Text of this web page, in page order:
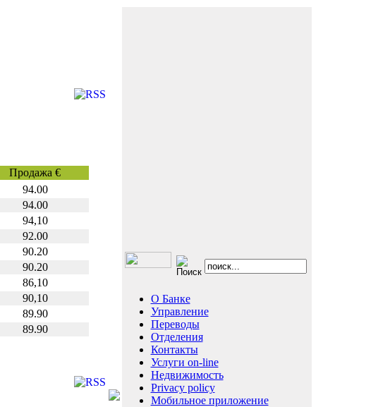
О Банке
Управление
Переводы
Отделения
Контакты
Услуги on-line
Недвижимость
Privacy policy
Мобильное приложение
Продажа €
94.00
94.00
94,10
92.00
90.20
90.20
86,10
90,10
89.90
89.90